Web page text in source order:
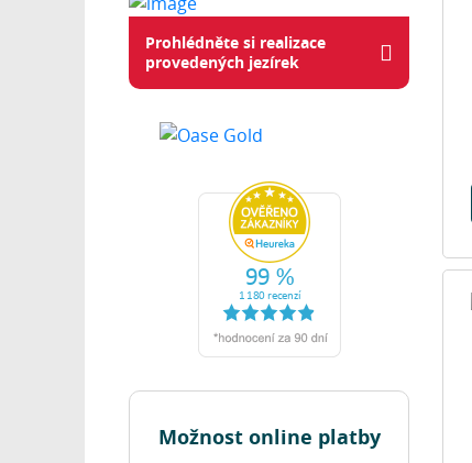
Prohlédněte si realizace
provedených jezírek
Možnost online platby